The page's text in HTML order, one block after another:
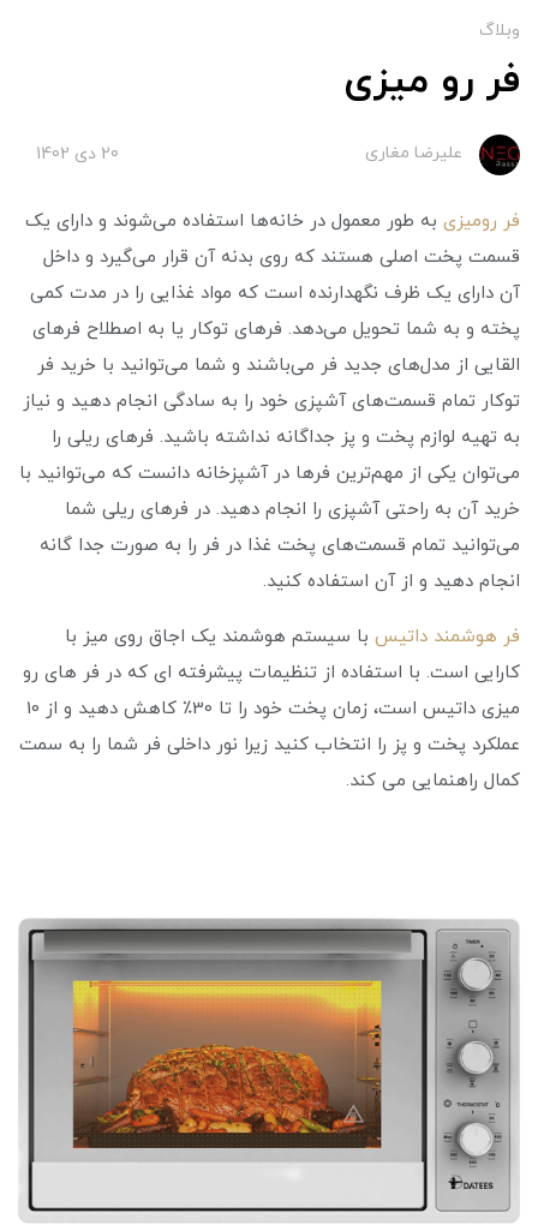
وبلاگ
فر رو میزی
علیرضا مغاری 20 دی 1402
فر‌ رومیزی به طور معمول در خانه‌ها استفاده می‌شوند و دارای یک
قسمت پخت اصلی هستند که روی بدنه آن قرار می‌گیرد و داخل
آن دارای یک ظرف نگهدارنده است که مواد غذایی را در مدت کمی
پخته و به شما تحویل می‌دهد. فر‌های توکار یا به اصطلاح فر‌های
القایی از مدل‌های جدید فر می‌باشند و شما می‌توانید با خرید فر
توکار تمام قسمت‌های آشپزی خود را به سادگی انجام دهید و نیاز
به تهیه لوازم پخت و پز جداگانه نداشته باشید. فرهای ریلی را
می‌توان یکی از مهم‌ترین فرها در آشپزخانه دانست که می‌توانید با
خرید آن به راحتی آشپزی را انجام دهید. در فر‌های ریلی شما
می‌توانید تمام قسمت‌های پخت غذا در فر را به صورت جدا گانه
انجام دهید و از آن استفاده کنید.
فر هوشمند داتیس با سیستم هوشمند یک اجاق روی میز با
کارایی است. با استفاده از تنظیمات پیشرفته ای که در فر های رو
میزی داتیس است، زمان پخت خود را تا 30٪ کاهش دهید و از 10
عملکرد پخت و پز را انتخاب کنید زیرا نور داخلی فر شما را به سمت
کمال راهنمایی می کند.